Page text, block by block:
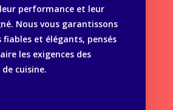
performance et leur
Nous vous garantissons
fiables et élégants, pensés
les exigences des
cuisine.